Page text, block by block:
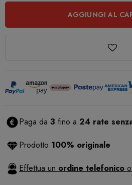
AGGIUNGI AL
Paga da 3 fino a 24 rate
Prodotto 100% originale
Effettua un ordine telefonico o